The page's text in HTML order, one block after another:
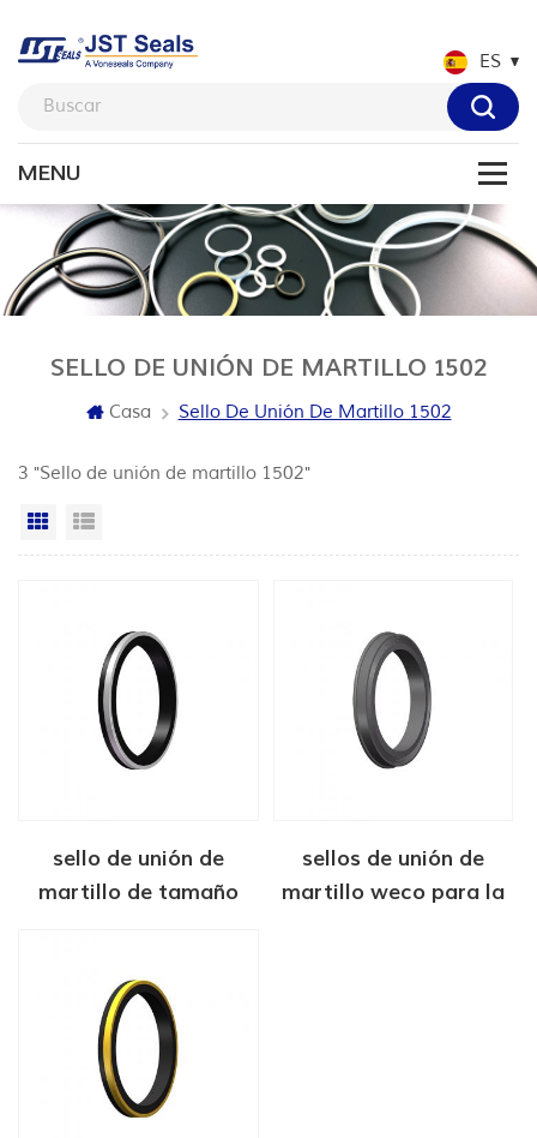
ES
SELLO DE UNIÓN DE MARTILLO 1502
Casa Sello De Unión De Martillo 1502
3 "Sello de unión de martillo 1502"
Vista en cuadrícula
sello de unión de
martillo de tamaño
sellos de unión de
martillo weco para la